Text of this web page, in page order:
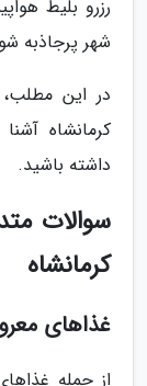
رزرو بلیط
شهر پرجاذبه
در این
کرمانشاه
داشته باشید.
سوالات
کرمانشاه
غذاهای
از جمله